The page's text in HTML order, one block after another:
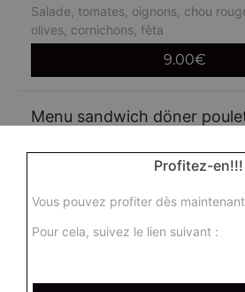
Salade, tomates, oignons, chou
olives, cornichons, fêta
9.00€
Menu sandwich döner
olives + frites + 1 boisson 33 cl
Menu sandwich doner boeuf
olives + frites + 1 boisson 33 cl
Profitez-en!!!
Vous pouvez profiter dès
Pour cela, suivez le lien suivant :